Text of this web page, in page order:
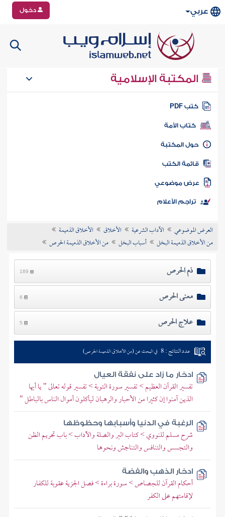
عربي دخول
المكتبة الإسلامية
كتب PDF
كتاب الأمة
المكتبة
الكتب
موضوعي
تراجم الأعلام
العرض الموضوعي الآداب الشرعية الأخلاق
الأخلاق الذميمة
من الأخلاق الذميمة البخل
أسباب البخل من الأخلاق الذميمة الحرص
ذم الحرص 189
معنى الحرص 6
علاج الحرص 5
عدد النتائج : 8 في البحث عن (من الأخلاق الذميمة الحرص)
ادخار ما زاد على نفقة العيال
تفسير القرآن العظيم > تفسير سورة التوبة > تفسير قوله تعالى " يا أيها
الذين آمنوا إن كثيرا من الأحبار والرهبان ليأكلون أموال الناس بالباطل "
الرغبة في الدنيا وأسبابها وحظوظها
شرح مسلم للنووي > كتاب البر والصلة والآداب > باب تحريم الظن
والتجسس والتنافس والتناجش ونحوها
ادخار الذهب والفضة
أحكام القرآن للجصاص > سورة براءة > فصل الجزية عقوبة للكفار
لإقامتهم على الكفر